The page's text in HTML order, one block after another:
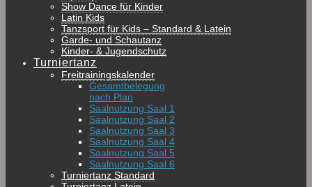
Show Dance für Kinder
Latin Kids
Tanzsport für Kids – Standard & Latein
Garde- und Schautanz
Kinder- & Jugendschutz
Turniertanz
Freitrainingskalender
Gesamtbelegung
nach Plan
Saalnutzung Saal 1
Saalnutzung Saal 2
Saalnutzung Saal 3
Saalnutzung Saal 4
Saalnutzung Saal 5
Saalnutzung Saal 6
Turniertanz Standard